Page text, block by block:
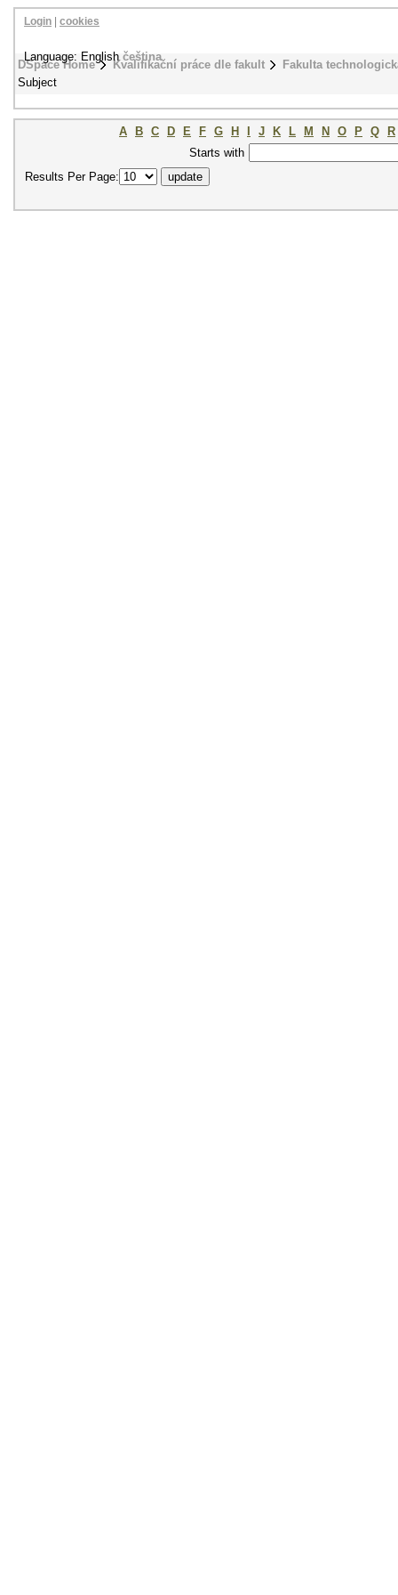
DSpace Home Kvalifikační práce dle fakult
Fakulta
Subject
Login cookies
Language: Englishčeština
A B C D E F G H J K L M N O P Q
R
Starts with
Results Per Page: